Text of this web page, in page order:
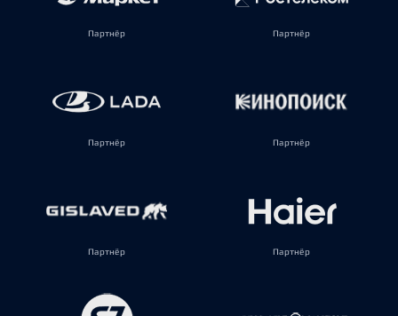
Партнёр Партнёр
Партнёр Партнёр
Партнёр Партнёр